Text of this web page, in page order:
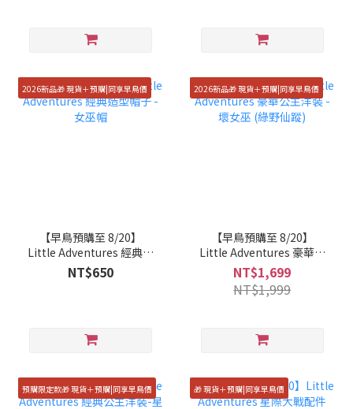
2026新品🎁 現貨＋預購|同享早鳥價
【早鳥預購至 8/20】
Little Adventures 經典造
型帽子 - 女巫帽
NT$650
2026新品🎁 現貨＋預購|同享早鳥價
【早鳥預購至 8/20】
Little Adventures 豪華公
主洋裝 - 壞女巫 (綠野仙
蹤)
NT$1,699
NT$1,999
預購限定款🎁 現貨＋預購|同享早鳥價 🎁 現貨＋預購|同享早鳥價